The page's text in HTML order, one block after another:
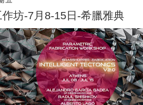
坊-7月8-15日-希臘雅典